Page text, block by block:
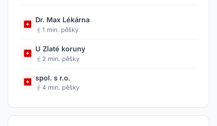
Dr. Max Lékárna
1 min. pěšky
U Zlaté koruny
2 min. pěšky
spol. s r.o.
4 min. pěšky